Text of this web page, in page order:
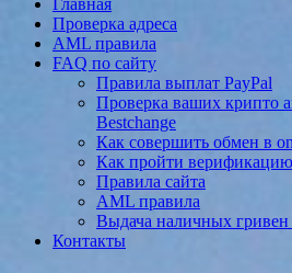
Главная
Проверка адреса
AML правила
FAQ по сайту
Правила выплат PayPal
Проверка ваших крипто
Bestchange
Как совершить обмен в
Как пройти верификацию
Правила сайта
AML правила
Выдача наличных
Контакты